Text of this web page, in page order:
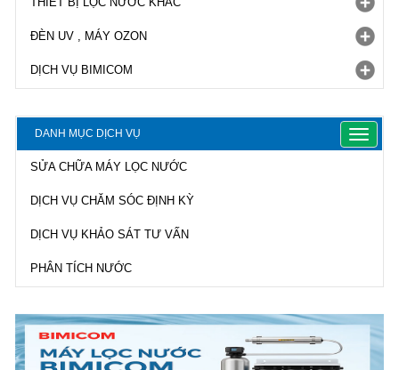
ĐÈN UV , MÁY OZON
DỊCH VỤ BIMICOM
DANH MỤC DỊCH VỤ
Toggle
SỬA CHỮA MÁY LỌC NƯỚC
DỊCH VỤ CHĂM SÓC ĐỊNH KỲ
DỊCH VỤ KHẢO SÁT TƯ VẤN
PHÂN TÍCH NƯỚC